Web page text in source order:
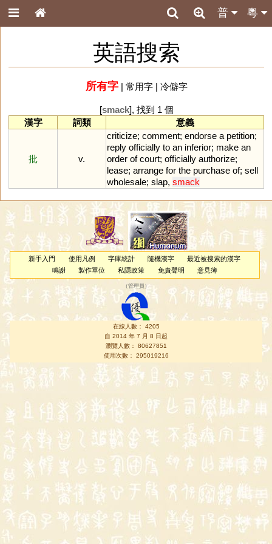
粵
普
英語搜索
所有字| 常用字| 冷僻字
[smack], 找到 1 個
漢字
詞類 意義
批 v.
criticize; comment; endorse a petition;
reply officially to an inferior; make an
order of court; officially authorize;
lease; arrange for the purchase of; sell
wholesale; slap, smack
新手入門 使用凡例 字庫統計 隨機漢字
最近被搜索的漢字
鳴謝
製作單位 私隱政策 免責聲明 意見簿
（管理員 ）
在線人數： 4205
自 2014 年 7 月 8 日起
瀏覽人數： 80627851
使用次數： 295019216